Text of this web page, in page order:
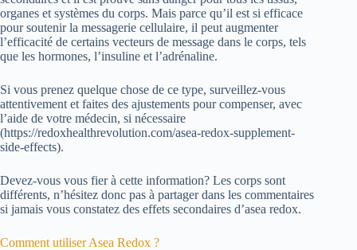
organes et systèmes du corps. Mais parce qu’il est si efficace
pour soutenir la messagerie cellulaire, il peut augmenter
l’efficacité de certains vecteurs de message dans le corps, tels
que les hormones, l’insuline et l’adrénaline.
Si vous prenez quelque chose de ce type, surveillez-vous
attentivement et faites des ajustements pour compenser, avec
l’aide de votre médecin, si nécessaire
(https://redoxhealthrevolution.com/asea-redox-supplement-
side-effects).
Devez-vous vous fier à cette information? Les corps sont
différents, n’hésitez donc pas à partager dans les commentaires
si jamais vous constatez des effets secondaires d’asea redox.
Comment utiliser Asea Redox ?